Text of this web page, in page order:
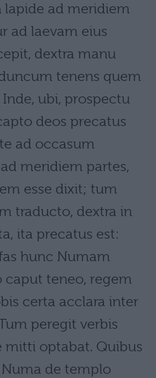
lapide ad meridiem
ad laevam eius
dextra manu
tenens quem
ubi, prospectu
deos precatus
ad occasum
meridiem partes,
esse dixit; tum
traducto, dextra in
ita precatus est:
hunc Numam
caput teneo, regem
certa acclara inter
peregit verbis
mitti optabat. Quibus
de templo